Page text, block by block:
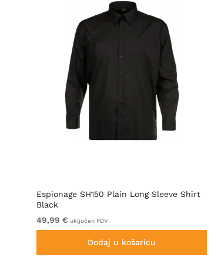
Espionage SH150 Plain Long Sleeve Shirt
Black
49,99 € uključen PDV
Dodaj u košaricu